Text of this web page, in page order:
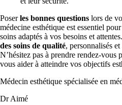
Poserles bonnes questions lors de
médecine esthétique est essentiel
soins adaptés à vos besoins et
des soins de qualité, personnalisés
N’hésitez pas à prendre rendez-
vous aider à atteindre vos objectifs
Médecin esthétique spécialisée en
Dr Aimé